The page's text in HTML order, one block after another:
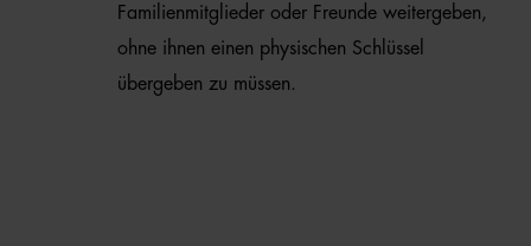
Familienmitglieder oder Freunde weitergeben,
ohne ihnen einen physischen Schlüssel
übergeben zu müssen.